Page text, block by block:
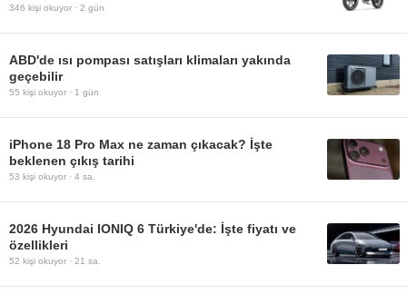
346 kişi okuyor · 2 gün
ABD'de ısı pompası satışları klimaları yakında
geçebilir
55 kişi okuyor · 1 gün
iPhone 18 Pro Max ne zaman çıkacak? İşte
beklenen çıkış tarihi
53 kişi okuyor · 4 sa.
2026 Hyundai IONIQ 6 Türkiye'de: İşte fiyatı ve
özellikleri
52 kişi okuyor · 21 sa.